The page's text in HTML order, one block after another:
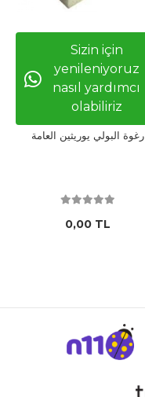
Sizin için
yenileniyoruz
nasıl yardımcı
olabiliriz
رغوة البولي يوريثين العامة
0,00 TL